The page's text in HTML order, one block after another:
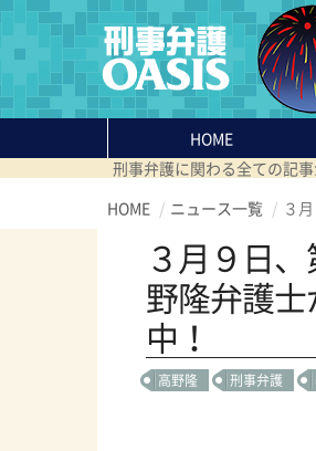
HOME
刑事弁護に関わる全ての記
HOME
ニュース一覧 ３
３月９日
野隆弁護
中！
高野隆 刑事弁護